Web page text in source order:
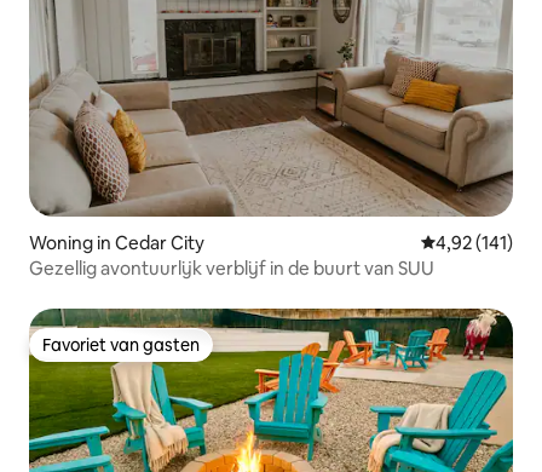
Woning in Cedar City Gemiddelde
4,92 (141)
Gezellig avontuurlijk verblijf in de buurt van SUU
Favoriet van gasten
Favoriet van gasten